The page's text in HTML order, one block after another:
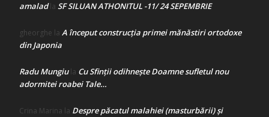
amaladla SF SILUAN ATHONITUL -11/ 24 SEPEMBRIE
gheorghe la A început construcţia primei mănăstiri ortodoxe
din Japonia
Radu Mungiula Cu Sfinții odihnește Doamne sufletul nou
adormitei roabei Tale…
Crina Marina la Despre păcatul malahiei (masturbării) şi